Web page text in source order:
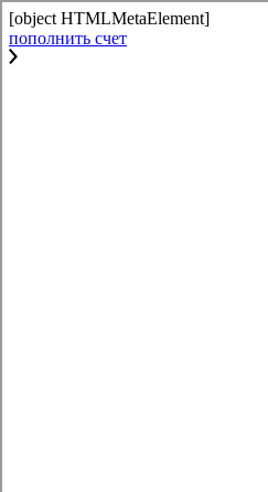
[object HTMLMetaElement]
пополнить счет